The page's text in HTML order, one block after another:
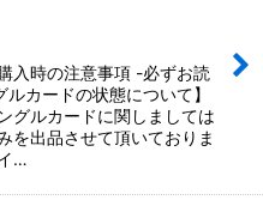
入時の注意事項 -必ずお読
カードの状態について】
グルカードに関しましては
を出品させて頂いておりま
…